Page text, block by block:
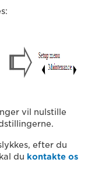
vil nulstille
efter du
du kontakte os